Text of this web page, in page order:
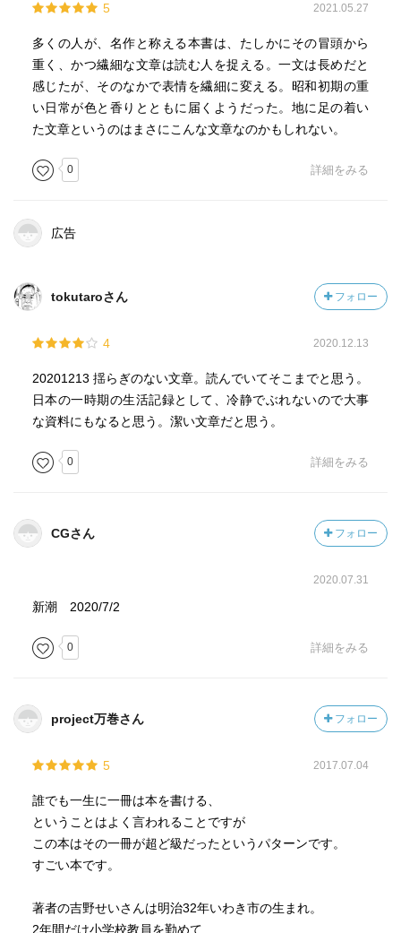
5 2021.05.27
多くの人が、名作と称える本書は、たしかにその冒頭から
重く、かつ繊細な文章は読む人を捉える。一文は長めだと
感じたが、そのなかで表情を繊細に変える。昭和初期の重
い日常が色と香りとともに届くようだった。地に足の着い
た文章というのはまさにこんな文章なのかもしれない。
0 詳細をみる
広告
tokutaroさん フォロー
4 2020.12.13
20201213 揺らぎのない文章。読んでいてそこまでと思う。
日本の一時期の生活記録として、冷静でぶれないので大事
な資料にもなると思う。潔い文章だと思う。
0 詳細をみる
CGさん フォロー
2020.07.31
新潮 2020/7/2
0 詳細をみる
project万巻さん フォロー
5 2017.07.04
誰でも一生に一冊は本を書ける、
ということはよく言われることですが
この本はその一冊が超ど級だったというパターンです。
すごい本です。
著者の吉野せいさんは明治32年いわき市の生まれ。
2年間だけ小学校教員を勤めて